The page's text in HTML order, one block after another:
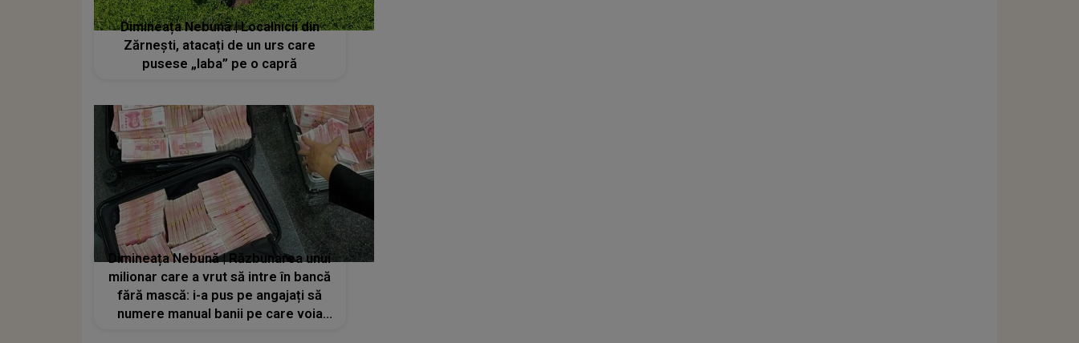
Dimineața Nebună | Localnicii din
Zărnești, atacați de un urs care
pusese „laba” pe o capră
Dimineața Nebună | Răzbunarea unui
milionar care a vrut să intre în bancă
fără mască: i-a pus pe angajați să
numere manual banii pe care voia